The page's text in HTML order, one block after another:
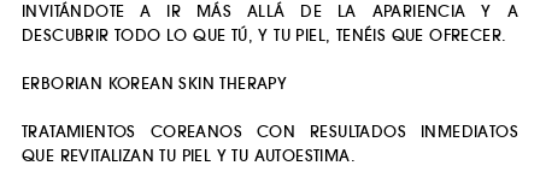
INVITÁNDOTE A IR MÁS ALLÁ DE LA APARIENCIA Y A
DESCUBRIR TODO LO QUE TÚ, Y TU PIEL, TENÉIS QUE OFRECER.
ERBORIAN KOREAN SKIN THERAPY
TRATAMIENTOS COREANOS CON RESULTADOS INMEDIATOS
QUE REVITALIZAN TU PIEL Y TU AUTOESTIMA.